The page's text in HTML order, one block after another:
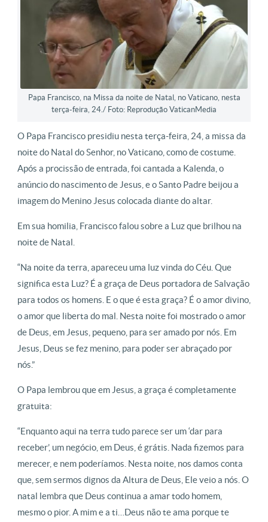
Papa Francisco, na Missa da noite de Natal, no Vaticano, nesta
terça-feira, 24./ Foto: Reprodução VaticanMedia
O Papa Francisco presidiu nesta terça-feira, 24, a missa da
noite do Natal do Senhor, no Vaticano, como de costume.
Após a procissão de entrada, foi cantada a Kalenda, o
anúncio do nascimento de Jesus, e o Santo Padre beijou a
imagem do Menino Jesus colocada diante do altar.
Em sua homilia, Francisco falou sobre a Luz que brilhou na
noite de Natal.
“Na noite da terra, apareceu uma luz vinda do Céu. Que
significa esta Luz? É a graça de Deus portadora de Salvação
para todos os homens. E o que é esta graça? É o amor divino,
o amor que liberta do mal. Nesta noite foi mostrado o amor
de Deus, em Jesus, pequeno, para ser amado por nós. Em
Jesus, Deus se fez menino, para poder ser abraçado por
nós.”
O Papa lembrou que em Jesus, a graça é completamente
gratuita:
“Enquanto aqui na terra tudo parece ser um ‘dar para
receber’, um negócio, em Deus, é grátis. Nada fizemos para
merecer, e nem poderíamos. Nesta noite, nos damos conta
que, sem sermos dignos da Altura de Deus, Ele veio a nós. O
natal lembra que Deus continua a amar todo homem,
mesmo o pior. A mim e a ti…Deus não te ama porque te